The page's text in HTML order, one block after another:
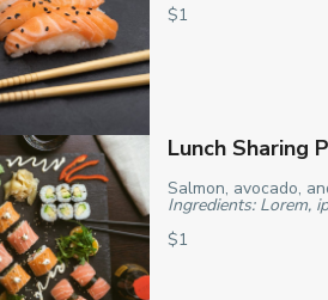
$1
Lunch Sharing
Salmon, avocado,
Ingredients: Lorem,
$1